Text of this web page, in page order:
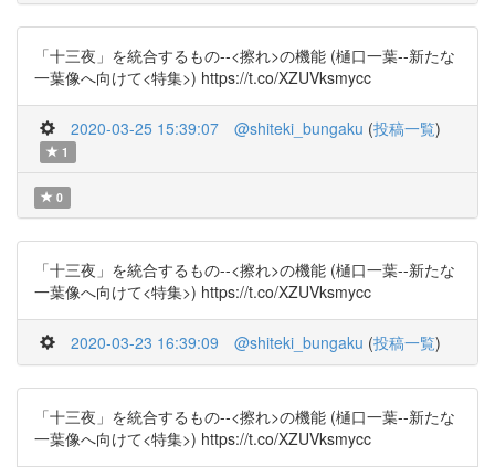
「十三夜」を統合するもの--<擦れ>の機能 (樋口一葉--新たな
一葉像へ向けて<特集>) https://t.co/XZUVksmycc
2020-03-25 15:39:07 @shiteki_bungaku (投稿一覧)
1
0
「十三夜」を統合するもの--<擦れ>の機能 (樋口一葉--新たな
一葉像へ向けて<特集>) https://t.co/XZUVksmycc
2020-03-23 16:39:09 @shiteki_bungaku (投稿一覧)
「十三夜」を統合するもの--<擦れ>の機能 (樋口一葉--新たな
一葉像へ向けて<特集>) https://t.co/XZUVksmycc